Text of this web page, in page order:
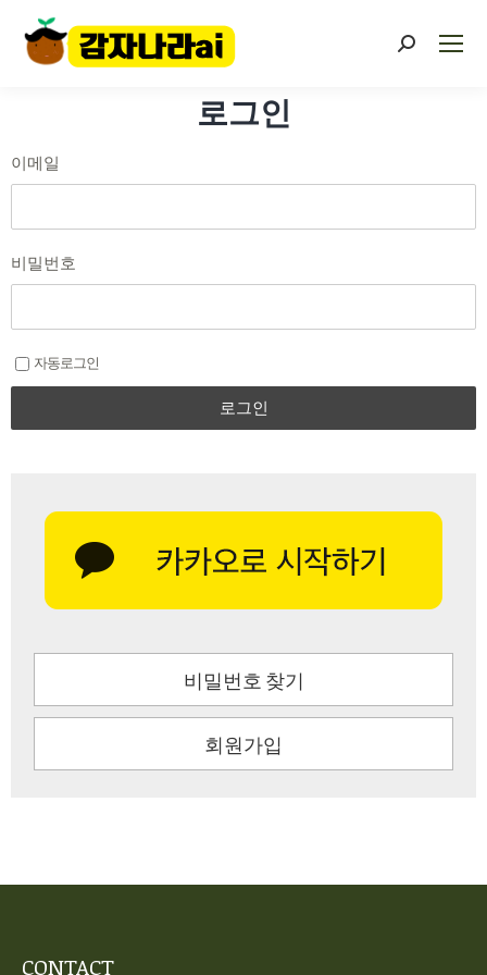
로그인
이메일
비밀번호
자동로그인
로그인
비밀번호 찾기
회원가입
CONTACT